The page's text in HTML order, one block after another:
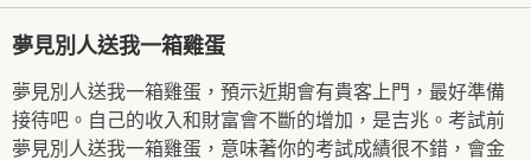
夢見別人送我一箱雞蛋
夢見別人送我一箱雞蛋，預示近期會有貴客上門，最好準備
接待吧。自己的收入和財富會不斷的增加，是吉兆。考試前
夢見別人送我一箱雞蛋，意味著你的考試成績很不錯，會金